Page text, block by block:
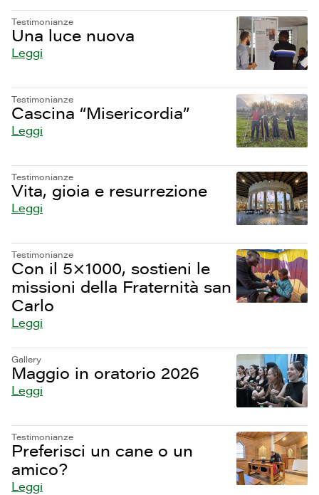
Testimonianze
Una luce nuova
Leggi
Testimonianze
Cascina “Misericordia”
Leggi
Testimonianze
Vita, gioia e resurrezione
Leggi
Testimonianze
Con il 5×1000, sostieni le
missioni della Fraternità san
Carlo
Leggi
Gallery
Maggio in oratorio 2026
Leggi
Testimonianze
Preferisci un cane o un
amico?
Leggi